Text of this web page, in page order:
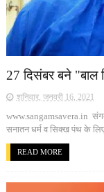
27 दिसंबर बने
शनिवार, जनवरी 16, 2021
www.sangamsavera.in
सनातन धर्म व सिक्ख पंथ के लिए
READ MORE